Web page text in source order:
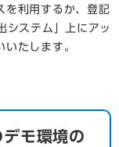
を利用するか、登記
システム」上にアッ
たします。
デモ環境の